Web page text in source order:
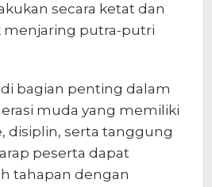
secara ketat dan
menjaring putra-putri
bagian penting dalam
muda yang memiliki
disiplin, serta tanggung
peserta dapat
tahapan dengan